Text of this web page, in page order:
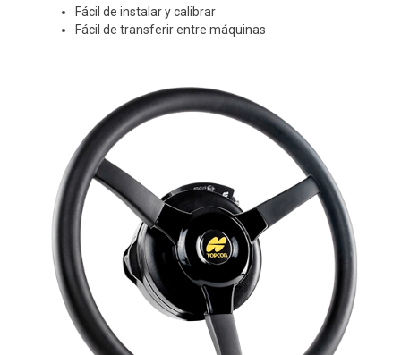
Fácil de instalar y calibrar
Fácil de transferir entre máquinas